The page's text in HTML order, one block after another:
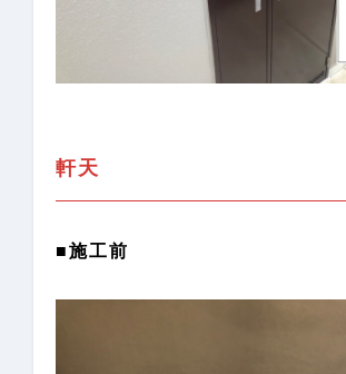
軒天
■施工前